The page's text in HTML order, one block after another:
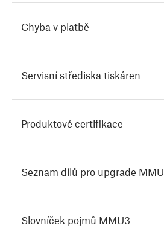
Chyba v platbě
Servisní střediska tiskáren
Produktové certifikace
Seznam dílů pro upgrade MMU
Slovníček pojmů MMU3